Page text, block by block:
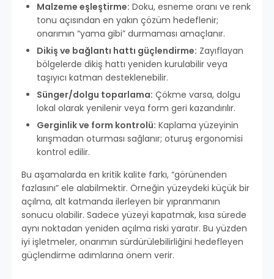
Malzeme eşleştirme: Doku, esneme oranı ve renk
tonu açısından en yakın çözüm hedeflenir;
onarımın “yama gibi” durmaması amaçlanır.
Dikiş ve bağlantı hattı güçlendirme: Zayıflayan
bölgelerde dikiş hattı yeniden kurulabilir veya
taşıyıcı katman desteklenebilir.
Sünger/dolgu toparlama: Çökme varsa, dolgu
lokal olarak yenilenir veya form geri kazandırılır.
Gerginlik ve form kontrolü: Kaplama yüzeyinin
kırışmadan oturması sağlanır; oturuş ergonomisi
kontrol edilir.
Bu aşamalarda en kritik kalite farkı, “görünenden
fazlasını” ele alabilmektir. Örneğin yüzeydeki küçük bir
açılma, alt katmanda ilerleyen bir yıpranmanın
sonucu olabilir. Sadece yüzeyi kapatmak, kısa sürede
aynı noktadan yeniden açılma riski yaratır. Bu yüzden
iyi işletmeler, onarımın sürdürülebilirliğini hedefleyen
güçlendirme adımlarına önem verir.